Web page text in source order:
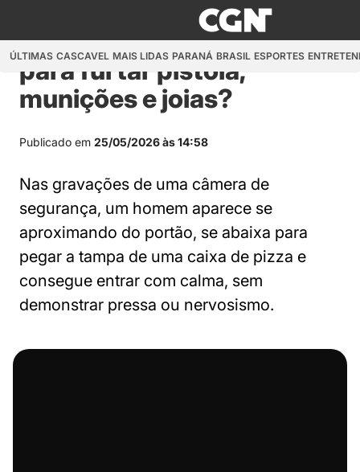
ÚLTIMAS CASCAVEL MAIS LIDAS PARANÁ BRASIL ESPORTES
VÍDEO: reconhece este
homem que invadiu casa
para furtar pistola,
munições e joias?
Publicado em 25/05/2026 às 14:58
Nas gravações de uma câmera de
segurança, um homem aparece se
aproximando do portão, se abaixa para
pegar a tampa de uma caixa de pizza e
consegue entrar com calma, sem
demonstrar pressa ou nervosismo.